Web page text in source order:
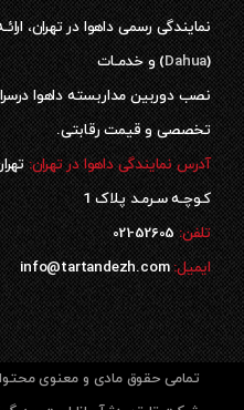
نمایندگی رسمی داهوا در تهران،
(
Dahua) و خدمـات
نصب دوربین مداربسته داهوا
تخصصی و قیمت رقابتی.
آدرس نمایندگی داهوا در تهران:
کـوچـه سـرمـد پلاک 1
تلفن:52605-021
ایمیل:info@tartandezh.com
تمامی حقوق مادی و معنوی